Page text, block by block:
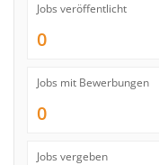
Jobs veröffentlicht
0
Jobs mit Bewerbungen
0
Jobs vergeben